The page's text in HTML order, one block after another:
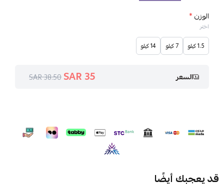
الوزن*
اختر
1.5 كيلو 7 كيلو 14 كيلو
السعر 35 SAR
38.50 SAR
قد يعجبك أيضًا